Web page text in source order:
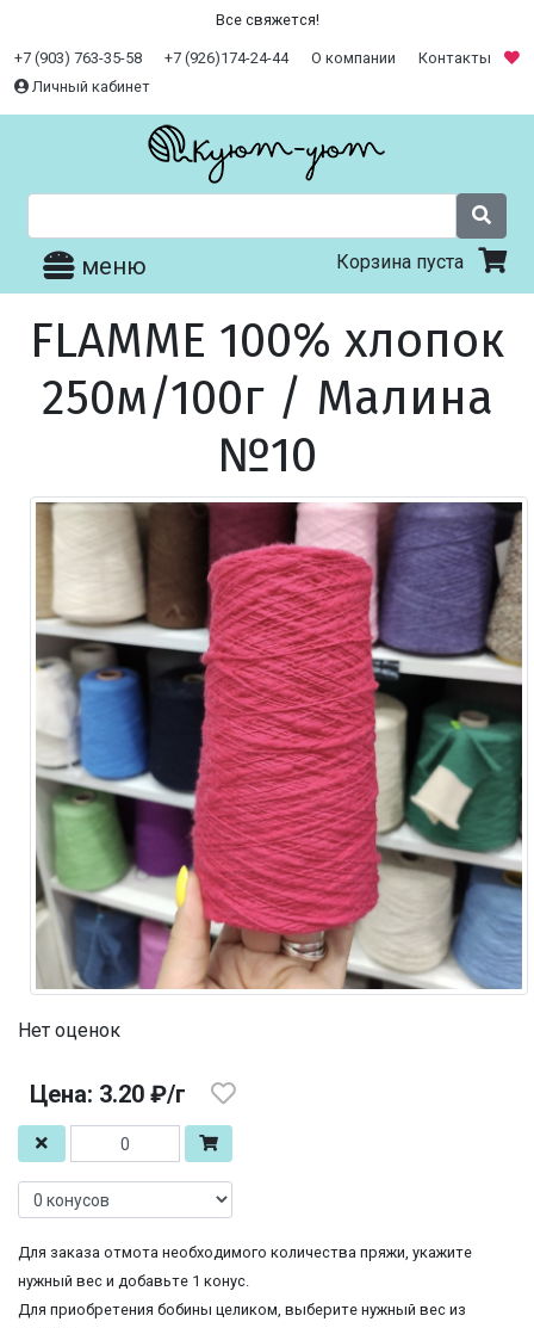
Все свяжется!
+7 (903) 763-35-58 +7 (926)174-24-44 О компании
Контакты
Личный кабинет
меню Корзина пуста
FLAMME 100% хлопок
250м/100г / Малина
№10
Нет оценок
Цена: 3.20 ₽/г
Для заказа отмота необходимого количества пряжи, укажите
нужный вес и добавьте 1 конус.
Для приобретения бобины целиком, выберите нужный вес из